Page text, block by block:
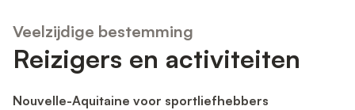
Veelzijdige bestemming
Reizigers en activiteiten
Nouvelle-Aquitaine voor sportliefhebbers